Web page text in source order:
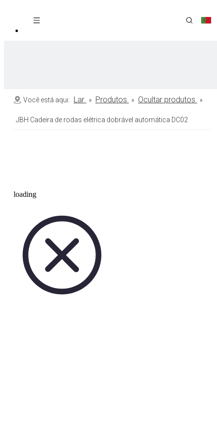
Você está aqui: Lar » Produtos » Ocultar produtos »
JBH Cadeira de rodas elétrica dobrável automática DC02
loading